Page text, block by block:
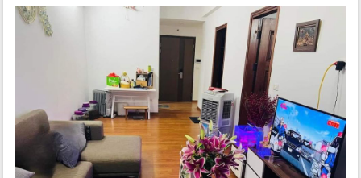
một trải nghiệm tuyệt vời nhất,
Nhờ lối thiết kế hiện đại, sự tiện nghi sẽ hiện ra rõ rệt
ngay khi khách hàng bước chân vào căn hộ. Căn phòng
khách và bếp được tích hợp liên thông với nhau để tạo
ra sự tối giản, tiết kiệm không gian từ đó khiến dự án
789 trở thành một trong những lựa chọn hàng đầu của
các hộ gia đình bởi không chỉ giúp cho hoạt động hàng
ngày cũng như sinh hoạt của cư dân trở lên thuận tiện
mà còn khiến cho không gian và bầu không khí xung
quanh được thoáng đãng.